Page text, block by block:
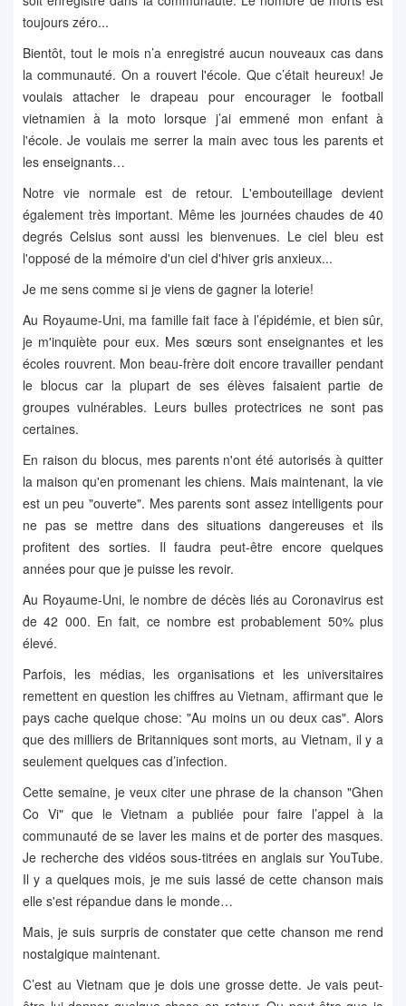
toujours zéro...
Bientôt, tout le mois n’a enregistré aucun nouveaux cas dans
la communauté. On a rouvert l'école. Que c’était heureux! Je
voulais attacher le drapeau pour encourager le football
vietnamien à la moto lorsque j’ai emmené mon enfant à
l'école. Je voulais me serrer la main avec tous les parents et
les enseignants…
Notre vie normale est de retour. L'embouteillage devient
également très important. Même les journées chaudes de 40
degrés Celsius sont aussi les bienvenues. Le ciel bleu est
l'opposé de la mémoire d'un ciel d'hiver gris anxieux...
Je me sens comme si je viens de gagner la loterie!
Au Royaume-Uni, ma famille fait face à l’épidémie, et bien sûr,
je m'inquiète pour eux. Mes sœurs sont enseignantes et les
écoles rouvrent. Mon beau-frère doit encore travailler pendant
le blocus car la plupart de ses élèves faisaient partie de
groupes vulnérables. Leurs bulles protectrices ne sont pas
certaines.
En raison du blocus, mes parents n'ont été autorisés à quitter
la maison qu'en promenant les chiens. Mais maintenant, la vie
est un peu "ouverte". Mes parents sont assez intelligents pour
ne pas se mettre dans des situations dangereuses et ils
profitent des sorties. Il faudra peut-être encore quelques
années pour que je puisse les revoir.
Au Royaume-Uni, le nombre de décès liés au Coronavirus est
de 42 000. En fait, ce nombre est probablement 50% plus
élevé.
Parfois, les médias, les organisations et les universitaires
remettent en question les chiffres au Vietnam, affirmant que le
pays cache quelque chose: "Au moins un ou deux cas". Alors
que des milliers de Britanniques sont morts, au Vietnam, il y a
seulement quelques cas d’infection.
Cette semaine, je veux citer une phrase de la chanson "Ghen
Co Vi" que le Vietnam a publiée pour faire l’appel à la
communauté de se laver les mains et de porter des masques.
Je recherche des vidéos sous-titrées en anglais sur YouTube.
Il y a quelques mois, je me suis lassé de cette chanson mais
elle s'est répandue dans le monde…
Mais, je suis surpris de constater que cette chanson me rend
nostalgique maintenant.
C’est au Vietnam que je dois une grosse dette. Je vais peut-